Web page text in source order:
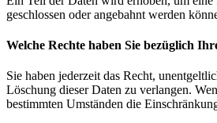
geschlossen oder angebahnt werden
Welche Rechte haben Sie bezüglich
Sie haben jederzeit das Recht,
Löschung dieser Daten zu verlangen.
bestimmten Umständen die